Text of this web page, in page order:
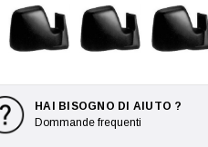
HAI BISOGNO DI AIUTO ?
Dommande frequenti